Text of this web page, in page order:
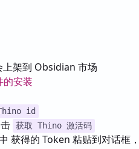
架到 Obsidian 市场
安装
id
获取 Thino 激活码
获得的 Token 粘贴到对话框